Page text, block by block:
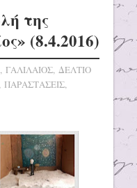
της
(8.4.2016)
, ΓΑΛΙΛΑΙΟΣ, ΔΕΛΤΙΟ
, ΠΑΡΑΣΤΑΣΕΙΣ,